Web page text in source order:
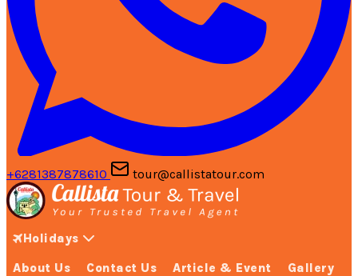
+6281387878610 tour@callistatour.com
Holidays
About Us Contact Us Article & Event Gallery